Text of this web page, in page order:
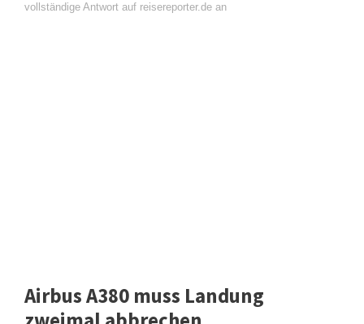
vollständige Antwort auf reisereporter.de an
Airbus A380 muss Landung